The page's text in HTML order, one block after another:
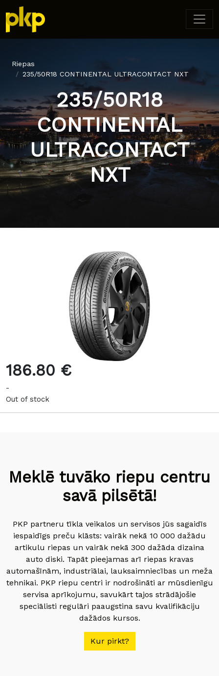
Riepas
235/50R18 CONTINENTAL ULTRACONTACT NXT
235/50R18
CONTINENTAL
ULTRACONTACT
NXT
186.80 €
-
Out of stock
Meklē tuvāko riepu centru
savā pilsētā!
PKP partneru tīkla veikalos un servisos jūs sagaidīs
iespaidīgs preču klāsts: vairāk nekā 10 000 dažādu
artikulu riepas un vairāk nekā 300 dažāda dizaina
auto diski. Tapāt pieejamas arī riepas kravas
automašīnām, industriālai, lauksaimniecības un meža
tehnikai. PKP riepu centri ir nodrošināti ar mūsdienīgu
servisa aprīkojumu, savukārt tajos strādājošie
speciālisti regulāri paaugstina savu kvalifikāciju
dažādos kursos.
Kur pirkt?